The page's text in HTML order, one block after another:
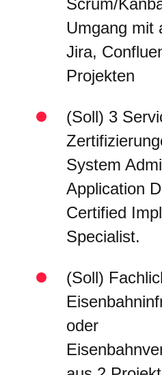
Scrum/
Umgang mit
Jira,
Projekten
(Soll) 3
System
Application
Certified
Specialist.
(Soll)
oder